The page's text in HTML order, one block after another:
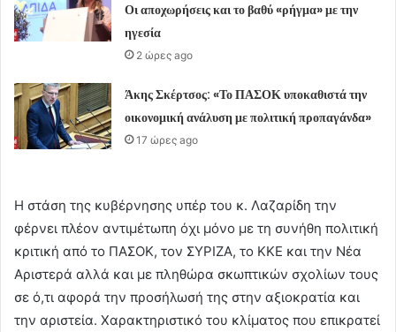
Οι αποχωρήσεις και το βαθύ «ρήγμα» με την
ηγεσία
2 ώρες ago
Άκης Σκέρτσος: «Το ΠΑΣΟΚ υποκαθιστά την
οικονομική ανάλυση με πολιτική προπαγάνδα»
17 ώρες ago
Η στάση της κυβέρνησης υπέρ του κ. Λαζαρίδη την
φέρνει πλέον αντιμέτωπη όχι μόνο με τη συνήθη πολιτική
κριτική από το ΠΑΣΟΚ, τον ΣΥΡΙΖΑ, το ΚΚΕ και την Νέα
Αριστερά αλλά και με πληθώρα σκωπτικών σχολίων τους
σε ό,τι αφορά την προσήλωσή της στην αξιοκρατία και
την αριστεία. Χαρακτηριστικό του κλίματος που επικρατεί